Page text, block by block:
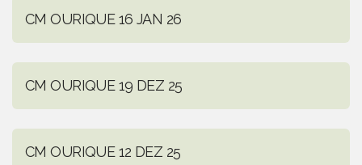
CM OURIQUE 16 JAN 26
CM OURIQUE 19 DEZ 25
CM OURIQUE 12 DEZ 25